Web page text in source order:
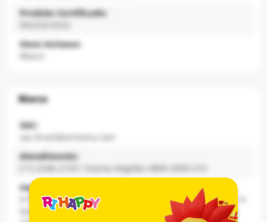
Produto Certificado:
Itens Inclusos:
Àbaco
SAC:
sac.brasil@artsana.com
Atendimento:
(11) 2246-2129 / Outras Regiões 0800-2000-210
Institucional:
A Felicidade é uma viagem que começa de pequenino. A
tarefa mais bela que fazer uma criança sorrir? Nós, da